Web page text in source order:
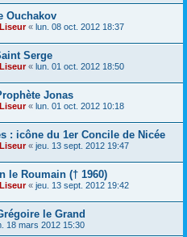
Ouchakov
« lun. 08 oct. 2012 18:37
Serge
« lun. 01 oct. 2012 18:50
Jonas
« lun. 01 oct. 2012 10:18
: icône du 1er Concile de Nicée
« jeu. 13 sept. 2012 19:47
le Roumain († 1960)
« jeu. 13 sept. 2012 19:42
le Grand
18 mars 2012 15:30